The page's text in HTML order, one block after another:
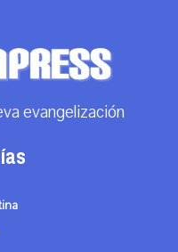
evangelización